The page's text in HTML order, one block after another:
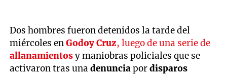
Dos hombres fueron detenidos la tarde del
miércoles enGodoy Cruz, luego de una serie de
allanamientosy maniobras policiales que se
activaron tras unadenunciapordisparos